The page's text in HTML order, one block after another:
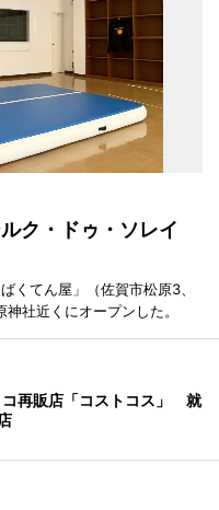
ク・ドゥ・ソレイ
くてん屋」（佐賀市松原3、
社近くにオープンした。
コ再販店「コストコス」 就